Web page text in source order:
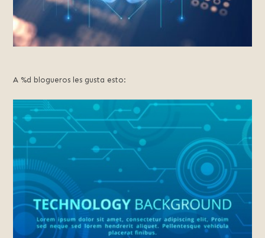
A %d blogueros les gusta esto: